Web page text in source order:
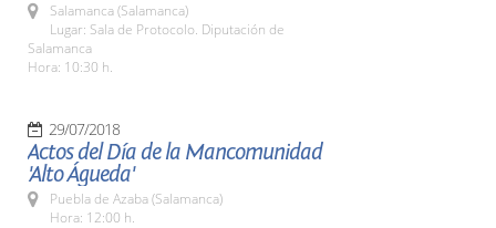
Salamanca (Salamanca)
Lugar: Sala de Protocolo. Diputación de
Salamanca
Hora: 10:30 h.
29/07/2018
Actos del Día de la Mancomunidad
'Alto Águeda'
Puebla de Azaba (Salamanca)
Hora: 12:00 h.